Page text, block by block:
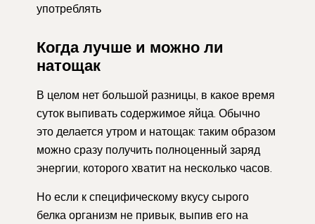
употреблять
Когда лучше и можно ли
натощак
В целом нет большой разницы, в какое время
суток выпивать содержимое яйца. Обычно
это делается утром и натощак: таким образом
можно сразу получить полноценный заряд
энергии, которого хватит на несколько часов.
Но если к специфическому вкусу сырого
белка организм не привык, выпив его на